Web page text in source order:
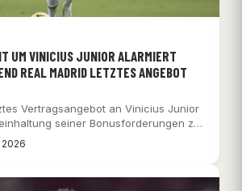
UM VINICIUS JUNIOR ALARMIERT
REAL MADRID LETZTES ANGEBOT
Vertragsangebot an Vinicius Junior
seiner Bonusforderungen zu
2026